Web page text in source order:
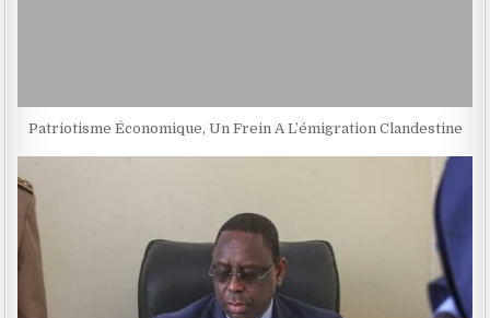
Patriotisme Économique, Un Frein A L’émigration Clandestine